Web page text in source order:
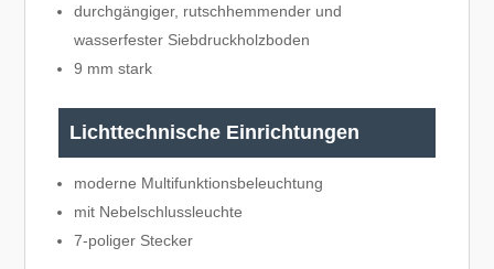
durchgängiger, rutschhemmender und
wasserfester Siebdruckholzboden
9 mm stark
Lichttechnische Einrichtungen
moderne Multifunktionsbeleuchtung
mit Nebelschlussleuchte
7-poliger Stecker